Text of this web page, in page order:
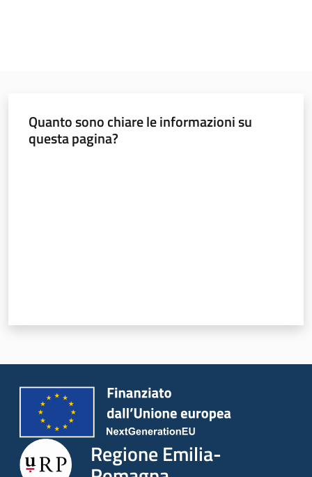
Quanto sono chiare le informazioni su
questa pagina?
Regione Emilia-